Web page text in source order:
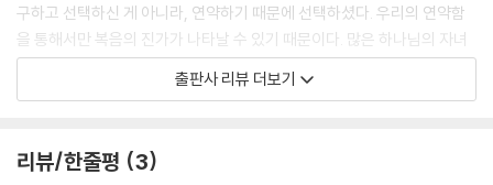
이제, 우리는 주님의 영광을 되찾아야 한다. 주님의 임재를 향하여 갈망해
야 한다. 주님의 얼굴을 향하여 목말라야 한다. 주님과의 교제를 위하여 생
명을 걸어야 한다. 그러면 내 안에서 생수가 터져 나올 것이요, 나만 살리는
것이 아니라 나를 통하여 강을 이루고, 열방을 변화시킬 것이다.
구하고 선택하신 게 아니라, 연약하기 때문에 선택하셨다. 우리의 연약함
을 통해서만 복음의 진가가 나타날 수 있기 때문이다. 많은 하나님의 자녀
들이 자신의 연약함으로 낙심한다. 그러나 저자는 낙심할 필요 없다며 하
나님의 위로를 전한다. 우리는 연약해도 우리 안에 담긴 복음은 불멸이다.
‘불멸의 전파자’로 나아갈 수 있다.
출판사 리뷰 더보기
리뷰/한줄평 3